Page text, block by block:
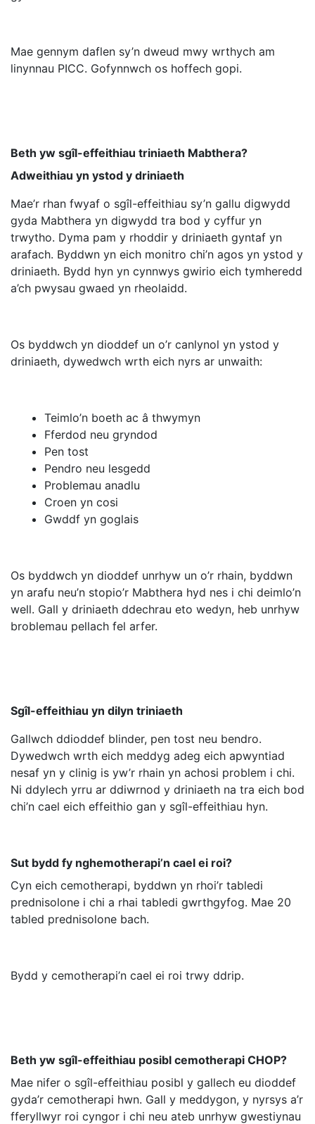
Mae gennym daflen sy’n dweud mwy wrthych am
linynnau PICC. Gofynnwch os hoffech gopi.
Beth yw sgîl-effeithiau triniaeth Mabthera?
Adweithiau yn ystod y driniaeth
Mae’r rhan fwyaf o sgîl-effeithiau sy’n gallu digwydd
gyda Mabthera yn digwydd tra bod y cyffur yn
trwytho. Dyma pam y rhoddir y driniaeth gyntaf yn
arafach. Byddwn yn eich monitro chi’n agos yn ystod y
driniaeth. Bydd hyn yn cynnwys gwirio eich tymheredd
a’ch pwysau gwaed yn rheolaidd.
Os byddwch yn dioddef un o’r canlynol yn ystod y
driniaeth, dywedwch wrth eich nyrs ar unwaith:
Teimlo’n boeth ac â thwymyn
Fferdod neu gryndod
Pen tost
Pendro neu lesgedd
Problemau anadlu
Croen yn cosi
Gwddf yn goglais
Os byddwch yn dioddef unrhyw un o’r rhain, byddwn
yn arafu neu’n stopio’r Mabthera hyd nes i chi deimlo’n
well. Gall y driniaeth ddechrau eto wedyn, heb unrhyw
broblemau pellach fel arfer.
Sgîl-effeithiau yn dilyn triniaeth
Gallwch ddioddef blinder, pen tost neu bendro.
Dywedwch wrth eich meddyg adeg eich apwyntiad
nesaf yn y clinig is yw’r rhain yn achosi problem i chi.
Ni ddylech yrru ar ddiwrnod y driniaeth na tra eich bod
chi’n cael eich effeithio gan y sgîl-effeithiau hyn.
Sut bydd fy nghemotherapi’n cael ei roi?
Cyn eich cemotherapi, byddwn yn rhoi’r tabledi
prednisolone i chi a rhai tabledi gwrthgyfog. Mae 20
tabled prednisolone bach.
Bydd y cemotherapi’n cael ei roi trwy ddrip.
Beth yw sgîl-effeithiau posibl cemotherapi CHOP?
Mae nifer o sgîl-effeithiau posibl y gallech eu dioddef
gyda’r cemotherapi hwn. Gall y meddygon, y nyrsys a’r
fferyllwyr roi cyngor i chi neu ateb unrhyw gwestiynau